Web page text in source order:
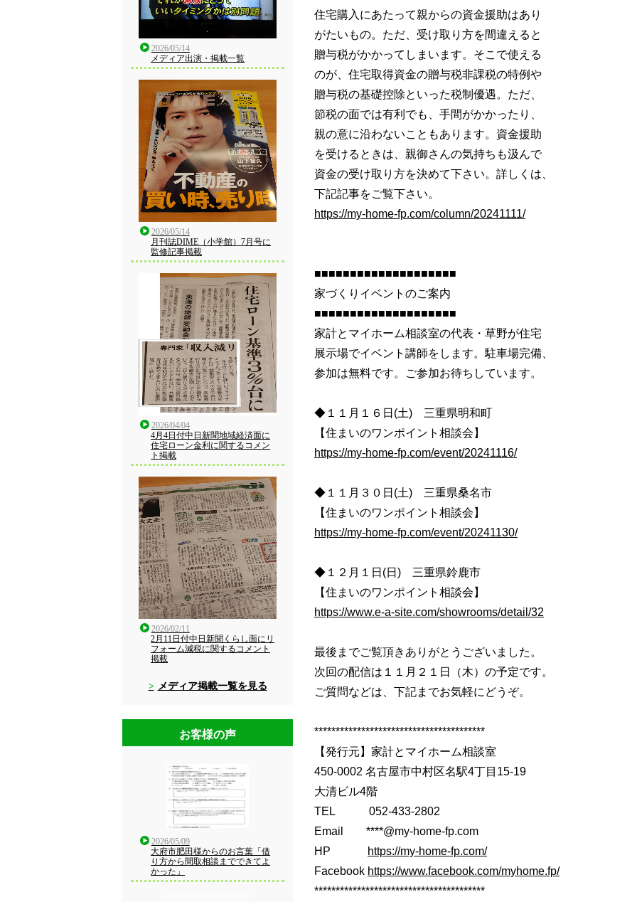
住宅購入にあたって親からの資金援助はあり
がたいもの。ただ、受け取り方を間違えると
贈与税がかかってしまいます。そこで使える
のが、住宅取得資金の贈与税非課税の特例や
贈与税の基礎控除といった税制優遇。ただ、
節税の面では有利でも、手間がかかったり、
親の意に沿わないこともあります。資金援助
を受けるときは、親御さんの気持ちも汲んで
資金の受け取り方を決めて下さい。詳しくは、
下記記事をご覧下さい。
https://my-home-fp.com/column/20241111/
■■■■■■■■■■■■■■■■■■■■
家づくりイベントのご案内
■■■■■■■■■■■■■■■■■■■■
家計とマイホーム相談室の代表・草野が住宅
展示場でイベント講師をします。駐車場完備、
参加は無料です。ご参加お待ちしています。
◆１１月１６日(土) 三重県明和町
【住まいのワンポイント相談会】
https://my-home-fp.com/event/20241116/
◆１１月３０日(土) 三重県桑名市
【住まいのワンポイント相談会】
https://my-home-fp.com/event/20241130/
◆１２月１日(日) 三重県鈴鹿市
【住まいのワンポイント相談会】
https://www.e-a-site.com/showrooms/detail/32
最後までご覧頂きありがとうございました。
次回の配信は１１月２１日（木）の予定です。
ご質問などは、下記までお気軽にどうぞ。
****************************************
【発行元】家計とマイホーム相談室
450-0002 名古屋市中村区名駅4丁目15-19
大清ビル4階
TEL 052-433-2802
Email ****@my-home-fp.com
HP
https://my-home-fp.com/
Facebook https://www.facebook.com/myhome.fp/
****************************************
2026/05/14
メディア出演・掲載一覧
2026/05/14
月刊誌DIME（小学館）7月号に
監修記事掲載
2026/04/04
4月4日付中日新聞地域経済面に
住宅ローン金利に関するコメン
ト掲載
2026/02/11
2月11日付中日新聞くらし面にリ
フォーム減税に関するコメント
掲載
メディア掲載一覧を見る
お客様の声
2026/05/09
大府市肥田様からのお言葉「借
り方から間取相談までできてよ
かった」